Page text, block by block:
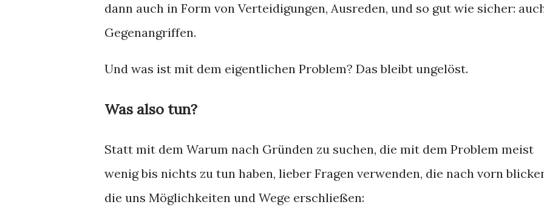
dann auch in Form von Verteidigungen, Ausreden, und so gut wie sicher:
Gegenangriffen.
Und was ist mit dem eigentlichen Problem? Das bleibt ungelöst.
Was also tun?
Statt mit dem Warum nach Gründen zu suchen, die mit dem Problem meist
wenig bis nichts zu tun haben, lieber Fragen verwenden, die nach vorn
die uns Möglichkeiten und Wege erschließen: